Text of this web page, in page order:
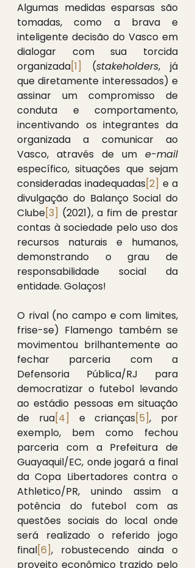
Algumas medidas esparsas são
tomadas, como a brava e
inteligente decisão do Vasco em
dialogar com sua torcida
organizada[1] (stakeholders, já
que diretamente interessados) e
assinar um compromisso de
conduta e comportamento,
incentivando os integrantes da
organizada a comunicar ao
Vasco, através de um e-mail
específico, situações que sejam
consideradas inadequadas[2] e a
divulgação do Balanço Social do
Clube[3] (2021), a fim de prestar
contas à sociedade pelo uso dos
recursos naturais e humanos,
demonstrando o grau de
responsabilidade social da
entidade. Golaços!
O rival (no campo e com limites,
frise-se) Flamengo também se
movimentou brilhantemente ao
fechar parceria com a
Defensoria Pública/RJ para
democratizar o futebol levando
ao estádio pessoas em situação
de rua[4] e crianças[5], por
exemplo, bem como fechou
parceria com a Prefeitura de
Guayaquil/EC, onde jogará a final
da Copa Libertadores contra o
Athletico/PR, unindo assim a
potência do futebol com as
questões sociais do local onde
será realizado o referido jogo
final[6], robustecendo ainda o
proveito econômico trazido pelo